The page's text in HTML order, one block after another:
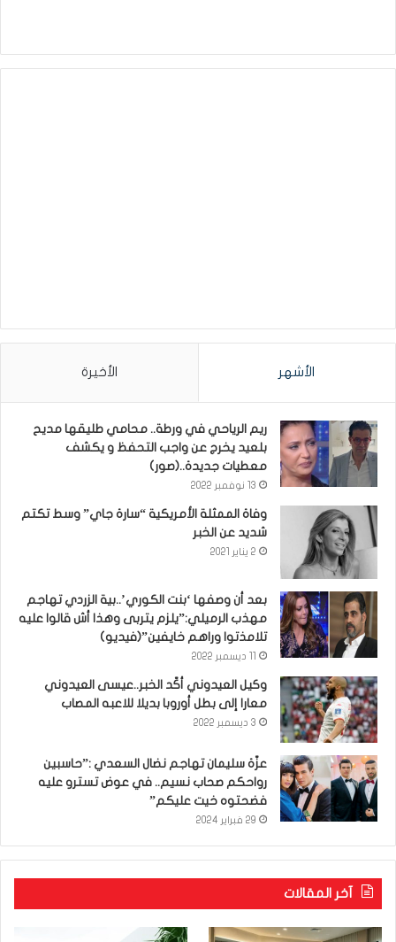
الأشهر الأخيرة
ريم الرياحي في ورطة.. محامي طليقها مديح
بلعيد يخرج عن واجب التحفظ و يكشف
معطيات جديدة..(صور)
13 نوفمبر 2022
وفاة الممثلة الأمريكية “سارة جاي” وسط تكتم
شديد عن الخبر
2 يناير 2021
بعد أن وصفها ‘بنت الكوري’..بية الزردي تهاجم
مهذب الرميلي:”يلزم يتربى وهذا أش قالوا عليه
تلامذتوا وراهم خايفين”(فيديو)
وكيل العيدوني أكّد الخبر..عيسى العيدوني
معارا إلى بطل أوروبا بديلا للاعبه المصاب
3 ديسمبر 2022
عزّة سليمان تهاجم نضال السعدي :”حاسبين
رواحكم صحاب نسيم.. في عوض تسترو عليه
فضحتوه خيت عليكم”
29 فبراير 2024
آخر المقالات